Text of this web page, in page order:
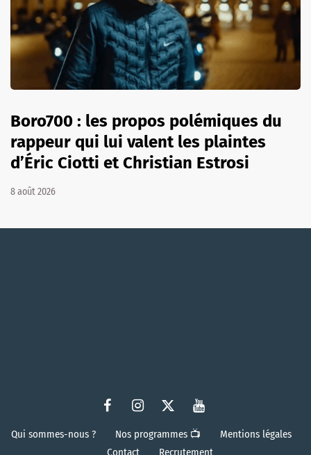
Boro700 : les propos polémiques du
rappeur qui lui valent les plaintes
d’Éric Ciotti et Christian Estrosi
8 août 2026
Qui sommes-nous ? Nos programmes 📺
Mentions légales
Contact
Recrutement